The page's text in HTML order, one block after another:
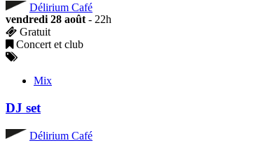
Délirium Café
vendredi 28 août- 22h
Gratuit
Concert et club
Mix
DJ set
Délirium Café